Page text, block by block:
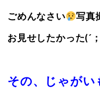
ごめんなさい
写真
お見せしたかった(´
その、じゃがい